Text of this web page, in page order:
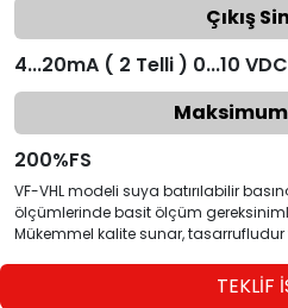
Çıkış
4...20mA ( 2 Telli ) 0...10
Maksimum
200%FS
VF-VHL modeli suya batırılabilir
ölçümlerinde basit ölçüm
Mükemmel kalite sunar, tasarrufludur
TEKLİF